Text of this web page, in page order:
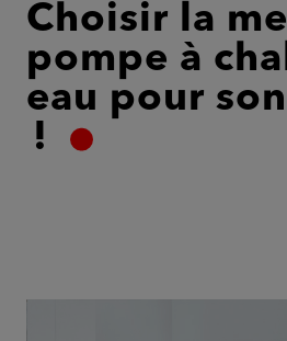
Choisir la
pompe à
eau pour
!